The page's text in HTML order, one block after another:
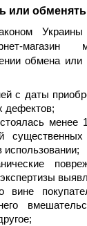
или обменять
Украины
магазин
обмена или
с даты
дефектов;
менее
вине